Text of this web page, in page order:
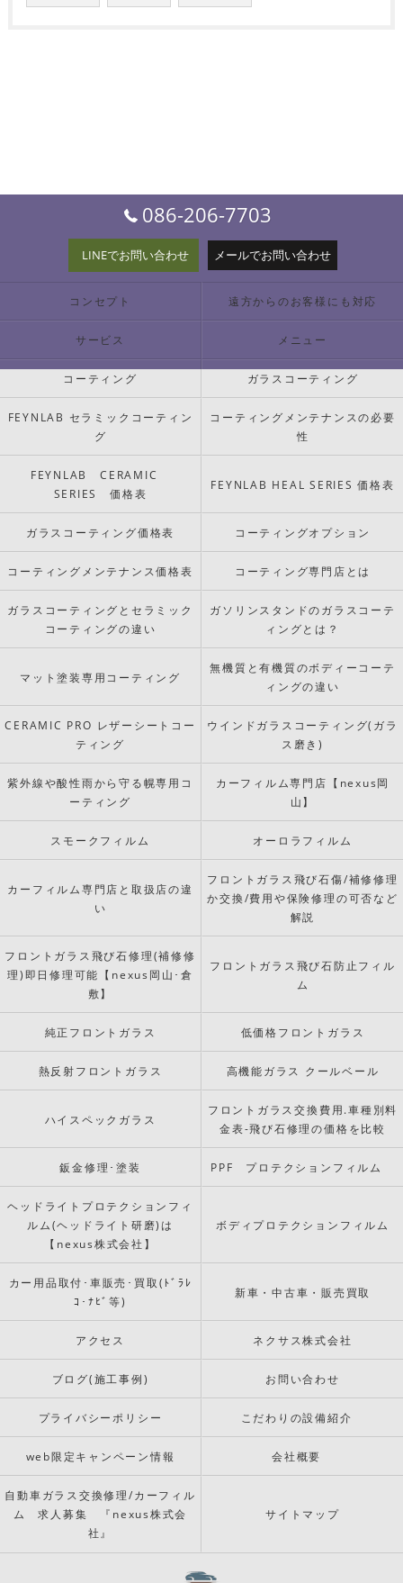
086-206-7703
LINEでお問い合わせ メールでお問い合わせ
コンセプト 遠方からのお客様にも対応
サービス メニュー
コーティング ガラスコーティング
FEYNLAB セラミックコーティン
グ
コーティングメンテナンスの必要
性
FEYNLAB CERAMIC
SERIES 価格表
FEYNLAB HEAL SERIES 価格表
ガラスコーティング価格表 コーティングオプション
コーティングメンテナンス価格表 コーティング専門店とは
ガラスコーティングとセラミック
コーティングの違い
ガソリンスタンドのガラスコーテ
ィングとは？
マット塗装専用コーティング
無機質と有機質のボディーコーテ
ィングの違い
CERAMIC PRO レザーシートコー
ティング
ウインドガラスコーティング(ガラ
ス磨き)
紫外線や酸性雨から守る幌専用コ
ーティング
カーフィルム専門店【nexus岡
山】
スモークフィルム オーロラフィルム
カーフィルム専門店と取扱店の違
い
フロントガラス飛び石傷/補修修理
か交換/費用や保険修理の可否など
解説
フロントガラス飛び石修理(補修修
理)即日修理可能【nexus岡山･倉
敷】
フロントガラス飛び石防止フィル
ム
純正フロントガラス 低価格フロントガラス
熱反射フロントガラス 高機能ガラス クールベール
ハイスペックガラス
フロントガラス交換費用.車種別料
金表-飛び石修理の価格を比較
鈑金修理･塗装 PPF プロテクションフィルム
ヘッドライトプロテクションフィ
ルム(ヘッドライト研磨)は
【nexus株式会社】
ボディプロテクションフィルム
カー用品取付･車販売･買取(ﾄﾞﾗﾚ
ｺ･ﾅﾋﾞ等)
新車・中古車・販売買取
アクセス ネクサス株式会社
ブログ(施工事例) お問い合わせ
プライバシーポリシー こだわりの設備紹介
web限定キャンペーン情報 会社概要
自動車ガラス交換修理/カーフィル
ム 求人募集 『nexus株式会
社』
サイトマップ